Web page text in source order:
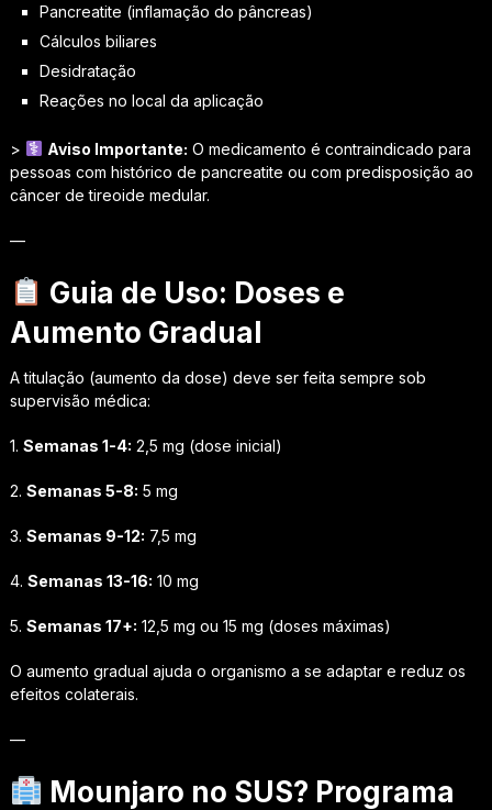
Pancreatite (inflamação do pâncreas)
Cálculos biliares
Desidratação
Reações no local da aplicação
> Aviso Importante: O medicamento é contraindicado para
pessoas com histórico de pancreatite ou com predisposição ao
câncer de tireoide medular.
—
Guia de Uso: Doses e
Aumento Gradual
A titulação (aumento da dose) deve ser feita sempre sob
supervisão médica:
1. Semanas 1-4: 2,5 mg (dose inicial)
2. Semanas 5-8: 5 mg
3. Semanas 9-12: 7,5 mg
4. Semanas 13-16: 10 mg
5. Semanas 17+: 12,5 mg ou 15 mg (doses máximas)
O aumento gradual ajuda o organismo a se adaptar e reduz os
efeitos colaterais.
—
Mounjaro no SUS? Programa